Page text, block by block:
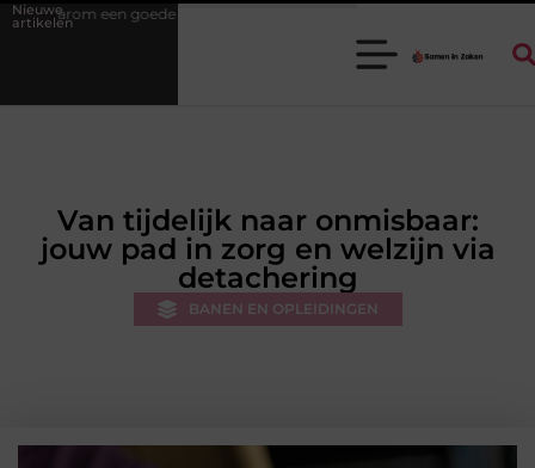
Nieuwe
artikelen
stukadoorgroothandel het werk van de stukadoor makkelijker maakt
Van tijdelijk naar onmisbaar:
jouw pad in zorg en welzijn via
detachering
BANEN EN OPLEIDINGEN